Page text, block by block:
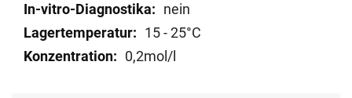
nein
15 - 25°C
0,2mol/l